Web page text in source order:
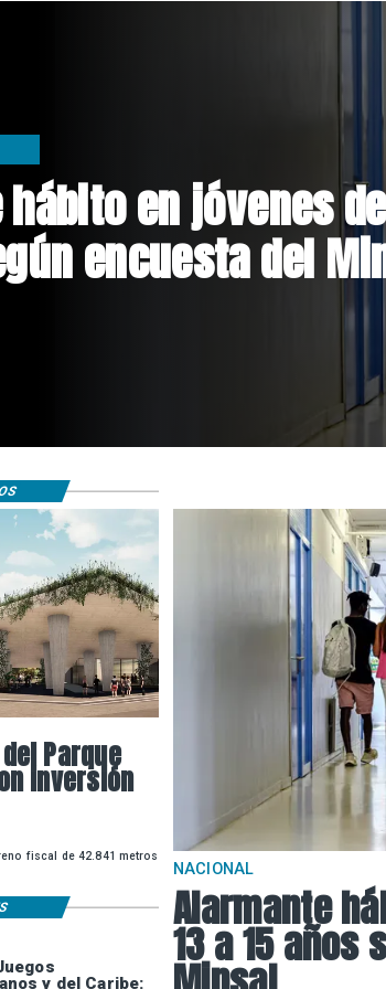
del Parque
con
y del Caribe:
Parque
inversión
fiscal de 42.841 metros
NACIONAL
Alarmante
13 a 15 años